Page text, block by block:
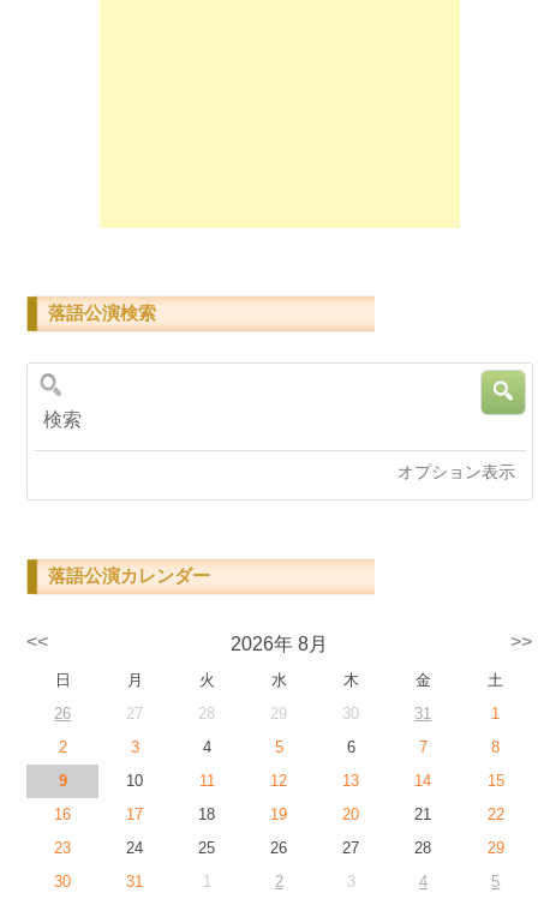
落語公演検索
オプション表示
落語公演カレンダー
<< 2026年 8月 >>
日 月 火 水 木 金
土
26
27 28 29 30 31
1
2
3 4 5 6 7
8
9
10 11 12 13 14
15
16
17 18 19 20 21
22
23
24 25 26 27 28
29
30
31 1 2 3 4 5